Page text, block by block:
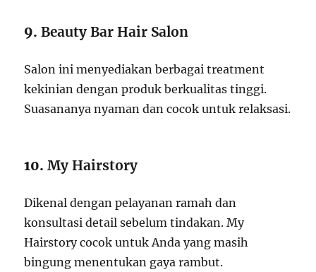
9.Beauty Bar Hair Salon
Salon ini menyediakan berbagai treatment
kekinian dengan produk berkualitas tinggi.
Suasananya nyaman dan cocok untuk relaksasi.
10.My Hairstory
Dikenal dengan pelayanan ramah dan
konsultasi detail sebelum tindakan. My
Hairstory cocok untuk Anda yang masih
bingung menentukan gaya rambut.